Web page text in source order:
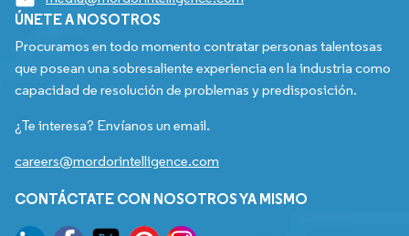
ÚNETE A NOSOTROS
Procuramos en todo momento contratar personas talentosas
que posean una sobresaliente experiencia en la industria como
capacidad de resolución de problemas y predisposición.
¿Te interesa? Envíanos un email.
careers@mordorintelligence.com
CONTÁCTATE CON NOSOTROS YA MISMO